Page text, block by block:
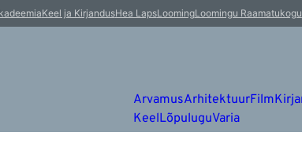
Keel ja KirjandusHea LapsLoomingLoomingu Raamatukogu
ArvamusArhitektuurFilm
KeelLõpuluguVaria